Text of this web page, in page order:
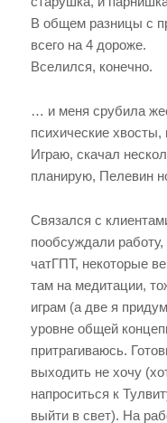
В общем разницы с
всего на 4 дороже.
Вселился, конечно.
… и меня срубила
психические
Играю, скачал
планирую, Пелевин
Связался с
пообсуждали
чатГПТ, некоторые
там на медитации,
играм (а две я
уровне общей
притрагиваюсь.
выходить не хочу
напроситься к
выйти в свет). На